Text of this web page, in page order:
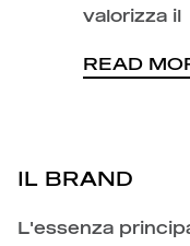
valorizza il
READ
IL BRAND
L'essenza